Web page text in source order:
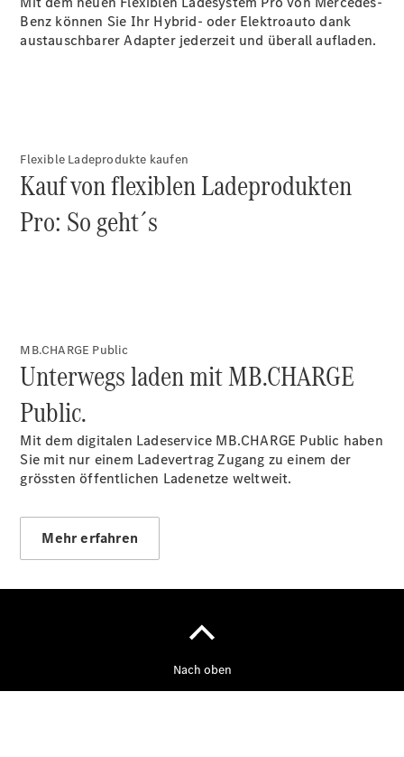
Über uns
Unternehmen
Standort &
Öffnungszeiten
Anbieter/Datenschutz
Benz können Sie Ihr Hybrid- oder Elektroauto dank
austauschbarer Adapter jederzeit und überall aufladen.
Flexible Ladeprodukte kaufen
Kauf von flexiblen Ladeprodukten
Pro: So geht´s
MB.CHARGE Public
Unterwegs laden mit MB.CHARGE
Public.
Mit dem digitalen Ladeservice MB.CHARGE Public haben
Sie mit nur einem Ladevertrag Zugang zu einem der
grössten öffentlichen Ladenetze weltweit.
Mehr erfahren